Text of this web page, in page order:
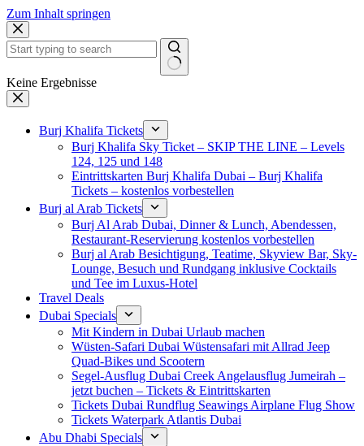
Zum Inhalt springen
Keine Ergebnisse
Burj Khalifa Tickets
Burj Khalifa Sky Ticket – SKIP THE LINE – Levels
124, 125 und 148
Eintrittskarten Burj Khalifa Dubai – Burj Khalifa
Tickets – kostenlos vorbestellen
Burj al Arab Tickets
Burj Al Arab Dubai, Dinner & Lunch, Abendessen,
Restaurant-Reservierung kostenlos vorbestellen
Burj al Arab Besichtigung, Teatime, Skyview Bar, Sky-
Lounge, Besuch und Rundgang inklusive Cocktails
und Tee im Luxus-Hotel
Travel Deals
Dubai Specials
Mit Kindern in Dubai Urlaub machen
Wüsten-Safari Dubai Wüstensafari mit Allrad Jeep
Quad-Bikes und Scootern
Segel-Ausflug Dubai Creek Angelausflug Jumeirah –
jetzt buchen – Tickets & Eintrittskarten
Tickets Dubai Rundflug Seawings Airplane Flug Show
Tickets Waterpark Atlantis Dubai
Abu Dhabi Specials